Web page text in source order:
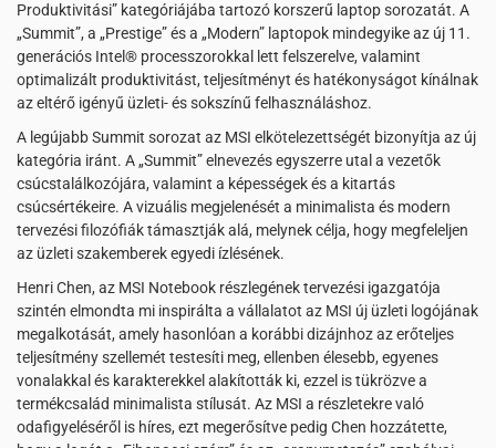
Produktivitási” kategóriájába tartozó korszerű laptop sorozatát. A
„Summit”, a „Prestige” és a „Modern” laptopok mindegyike az új 11.
generációs Intel® processzorokkal lett felszerelve, valamint
optimalizált produktivitást, teljesítményt és hatékonyságot kínálnak
az eltérő igényű üzleti- és sokszínű felhasználáshoz.
A legújabb Summit sorozat az MSI elkötelezettségét bizonyítja az új
kategória iránt. A „Summit” elnevezés egyszerre utal a vezetők
csúcstalálkozójára, valamint a képességek és a kitartás
csúcsértékeire. A vizuális megjelenését a minimalista és modern
tervezési filozófiák támasztják alá, melynek célja, hogy megfeleljen
az üzleti szakemberek egyedi ízlésének.
Henri Chen, az MSI Notebook részlegének tervezési igazgatója
szintén elmondta mi inspirálta a vállalatot az MSI új üzleti logójának
megalkotását, amely hasonlóan a korábbi dizájnhoz az erőteljes
teljesítmény szellemét testesíti meg, ellenben élesebb, egyenes
vonalakkal és karakterekkel alakították ki, ezzel is tükrözve a
termékcsalád minimalista stílusát. Az MSI a részletekre való
odafigyeléséről is híres, ezt megerősítve pedig Chen hozzátette,